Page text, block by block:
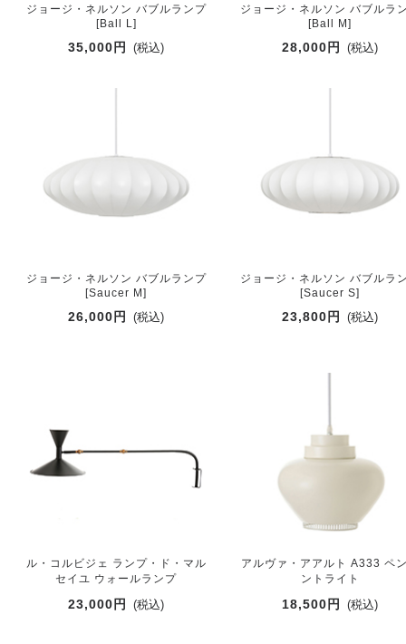
ジョージ・ネルソン バブルランプ
[Ball L]
35,000円 (税込)
ジョージ・ネルソン バブルラ
[Ball M]
28,000円 (税込)
ジョージ・ネルソン バブルランプ
[Saucer M]
26,000円 (税込)
ジョージ・ネルソン バブルラ
[Saucer S]
23,800円 (税込)
ル・コルビジェ ランプ・ド・マル
セイユ ウォールランプ
23,000円 (税込)
アルヴァ・アアルト A333 ペ
ントライト
18,500円 (税込)